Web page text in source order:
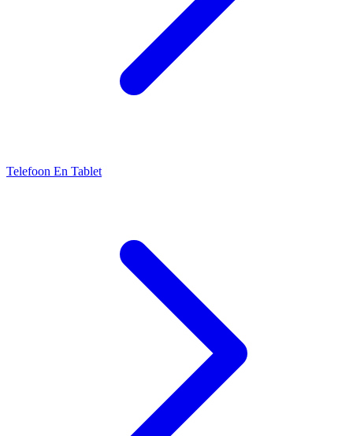
Telefoon En Tablet